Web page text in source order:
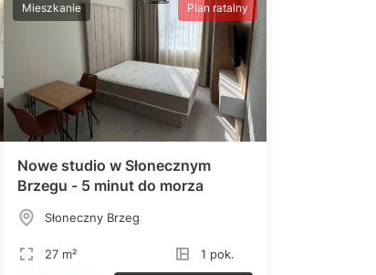
Mieszkanie Plan ratalny
Nowe studio w Słonecznym
Brzegu - 5 minut do morza
Słoneczny Brzeg
27 m² 1 pok.